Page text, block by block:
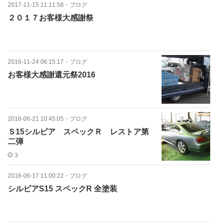
2017-11-15 11:11:58 ・ ブログ
２０１７お客様大感謝祭
2016-11-24 06:15:17 ・ ブログ
お客様大感謝還元祭2016
2016-06-21 10:45:05 ・ ブログ
Ｓ15シルビア スペックＲ レストア第
二弾
3
2016-06-17 11:00:22 ・ ブログ
シルビアS15 スペックR 全塗装